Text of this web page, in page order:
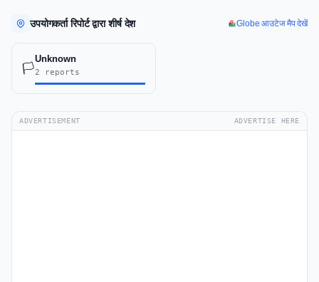
उपयोगकर्ता रिपोर्ट द्वारा शीर्ष देश Globe आउटेज मैप देखें
🏳️
Unknown
2 reports
ADVERTISEMENT ADVERTISE HERE